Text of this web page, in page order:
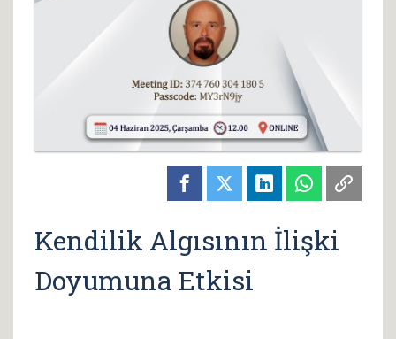
Kendilik Algısının İlişki
Doyumuna Etkisi